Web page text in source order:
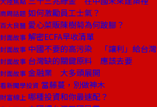
商周話題 如何激勵員工士氣？
百大良醫 愛心菜販陳樹菊為何跛腳？
封面故事 解密ECFA早收清單
封面故事 中國不要的高污染 「讓利」給台灣
封面故事 台灣缺的關鍵原料 應該去要
封面故事 金融業 大多頭展開
看新聞學投資 當藤蔓，別做神木
財富線上 哪種投資和你最速配？